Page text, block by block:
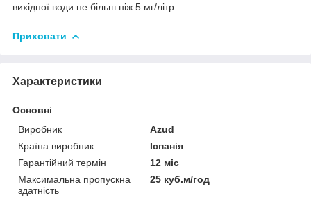
вихідної води не більш ніж 5 мг/літр
Приховати
Характеристики
Основні
Виробник
Azud
Країна виробник
Іспанія
Гарантійний термін
12 міс
Максимальна пропускна
здатність
25 куб.м/год